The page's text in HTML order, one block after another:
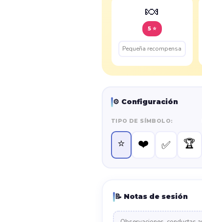
🍬
5 ⭐
⚙️ Configuración
TIPO DE SÍMBOLO:
⭐ ❤️ ✅ 🏆
📝 Notas de sesión